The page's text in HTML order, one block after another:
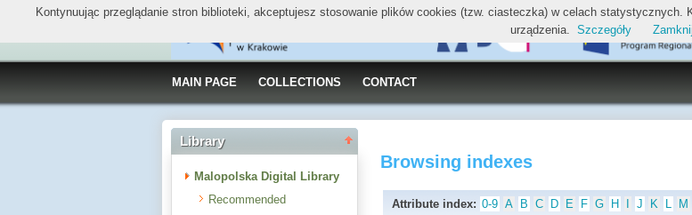
MAIN PAGE COLLECTIONS CONTACT
Library
Malopolska Digital Library
Recommended
Browsing indexes
Attribute index: 0-9 A B C D E F G H J K L M
Kontynuując przeglądanie stron biblioteki, akceptujesz stosowanie plików cookies (tzw. ciasteczka) w celach
urządzenia. Szczegóły Zamknij